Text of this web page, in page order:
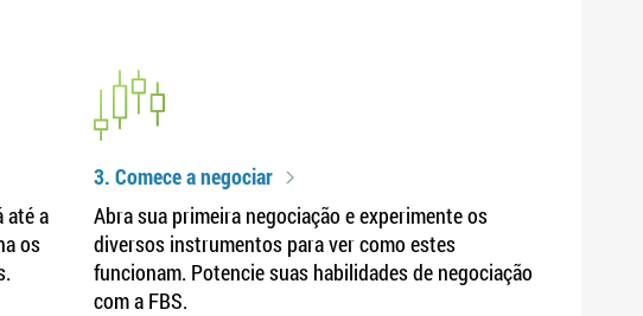
até a
os
3. Comece a negociar
Abra sua primeira negociação e experimente os
diversos instrumentos para ver como estes
funcionam. Potencie suas habilidades de negociação
com a FBS.